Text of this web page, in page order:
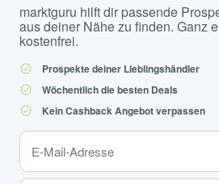
marktguru hilft dir passende
aus deiner Nähe zu finden. Ganz
kostenfrei.
Prospekte deiner Lieblingshändler
Wöchentlich die besten Deals
Kein Cashback Angebot verpassen